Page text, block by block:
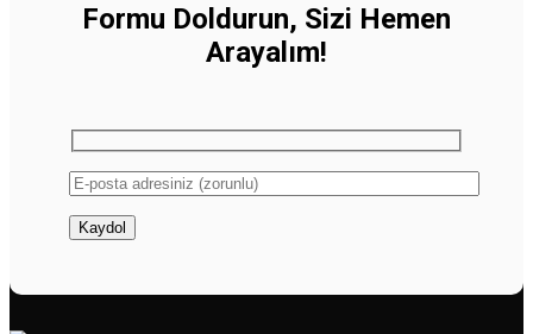
Formu Doldurun, Sizi Hemen
Arayalım!